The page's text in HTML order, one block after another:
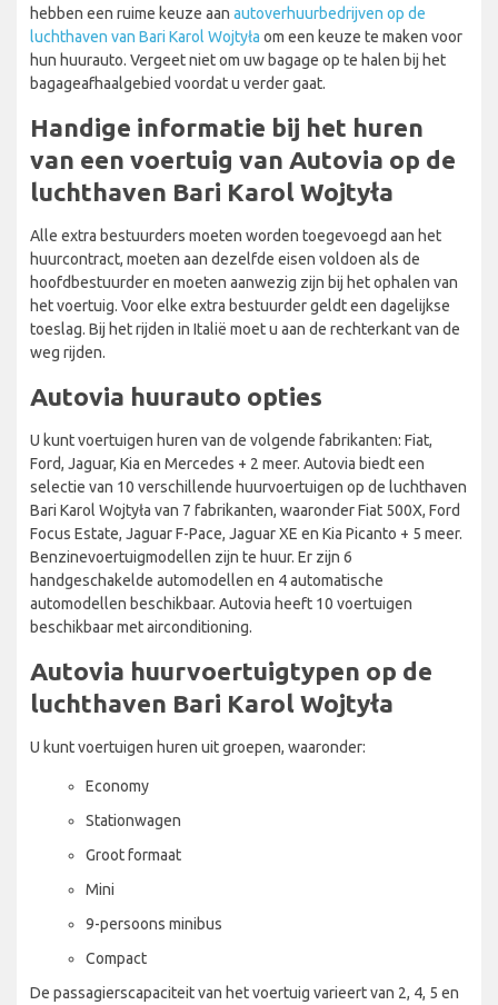
hebben een ruime keuze aan autoverhuurbedrijven op de
luchthaven van Bari Karol Wojtyła om een keuze te maken voor
hun huurauto. Vergeet niet om uw bagage op te halen bij het
bagageafhaalgebied voordat u verder gaat.
Handige informatie bij het huren
van een voertuig van Autovia op de
luchthaven Bari Karol Wojtyła
Alle extra bestuurders moeten worden toegevoegd aan het
huurcontract, moeten aan dezelfde eisen voldoen als de
hoofdbestuurder en moeten aanwezig zijn bij het ophalen van
het voertuig. Voor elke extra bestuurder geldt een dagelijkse
toeslag. Bij het rijden in Italië moet u aan de rechterkant van de
weg rijden.
Autovia huurauto opties
U kunt voertuigen huren van de volgende fabrikanten: Fiat,
Ford, Jaguar, Kia en Mercedes + 2 meer. Autovia biedt een
selectie van 10 verschillende huurvoertuigen op de luchthaven
Bari Karol Wojtyła van 7 fabrikanten, waaronder Fiat 500X, Ford
Focus Estate, Jaguar F-Pace, Jaguar XE en Kia Picanto + 5 meer.
Benzinevoertuigmodellen zijn te huur. Er zijn 6
handgeschakelde automodellen en 4 automatische
automodellen beschikbaar. Autovia heeft 10 voertuigen
beschikbaar met airconditioning.
Autovia huurvoertuigtypen op de
luchthaven Bari Karol Wojtyła
U kunt voertuigen huren uit groepen, waaronder:
Economy
Stationwagen
Groot formaat
Mini
9-persoons minibus
Compact
De passagierscapaciteit van het voertuig varieert van 2, 4, 5 en